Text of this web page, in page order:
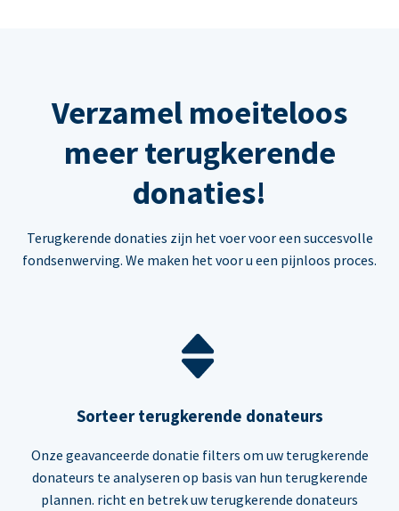
Verzamel moeiteloos
meer terugkerende
donaties!
Terugkerende donaties zijn het voer voor een succesvolle
fondsenwerving. We maken het voor u een pijnloos proces.
Sorteer terugkerende donateurs
Onze geavanceerde donatie filters om uw terugkerende
donateurs te analyseren op basis van hun terugkerende
plannen. richt en betrek uw terugkerende donateurs